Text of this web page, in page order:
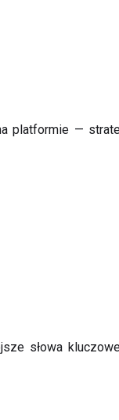
platformie —
słowa